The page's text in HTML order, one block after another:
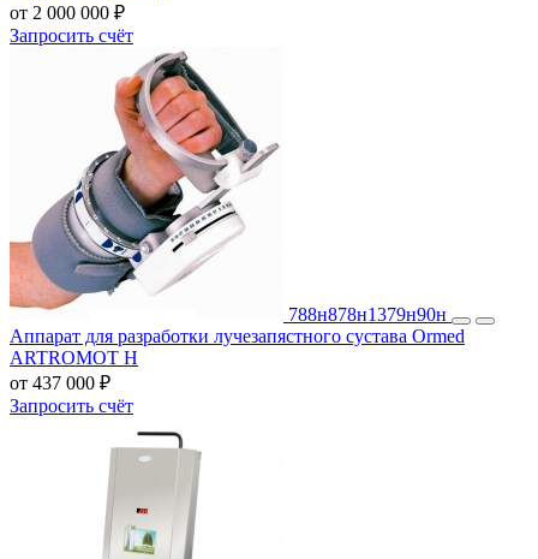
от 2 000 000 ₽
Запросить счёт
788н878н1379н90н
Аппарат для разработки лучезапястного сустава Ormed
ARTROMOT H
от 437 000 ₽
Запросить счёт